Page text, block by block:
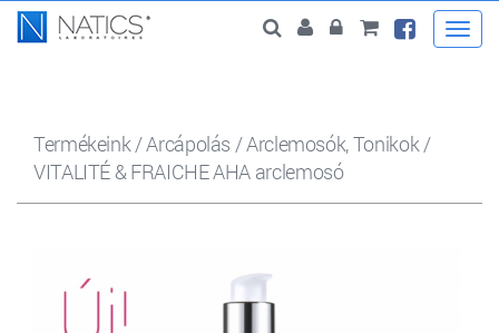
Termékeink/Arcápolás /Arclemosók, Tonikok/
VITALITÉ & FRAICHE AHA arclemosó